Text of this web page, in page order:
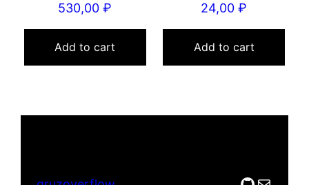
530,00₽
Add to cart
24,00₽
Add to cart